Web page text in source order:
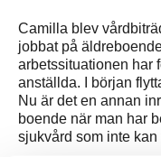
Camilla blev
jobbat på
arbetssituationen har
anställda. I början
Nu är det en annan
boende när man har
sjukvård som inte